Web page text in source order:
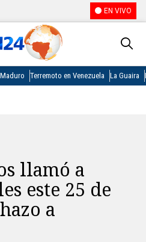
EN VIVO
Terremoto en Venezuela La Guaira
llamó a
este 25 de
a